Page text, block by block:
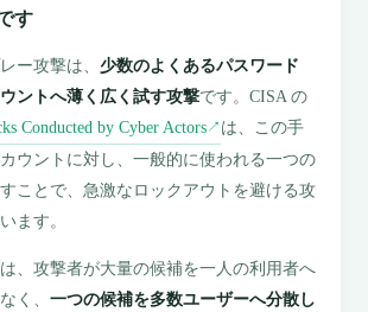
す
ー攻撃は、少数のよくあるパスワード
ントへ薄く広く試す攻撃です。CISA の
Conducted by Cyber Actors↗ は、この手
ウントに対し、一般的に使われる一つの
ことで、急激なロックアウトを避ける攻
ます。
、攻撃者が大量の候補を一人の利用者へ
く、一つの候補を多数ユーザーへ分散し